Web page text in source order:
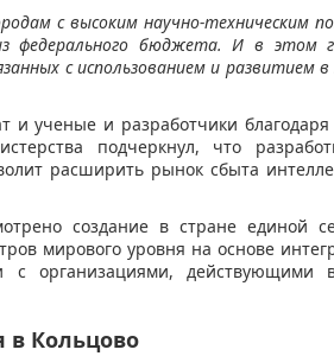
с высоким научно-техническим
федерального бюджета. И в
с использованием и развитием
ученые и разработчики благодаря
подчеркнул, что
расширить рынок сбыта
создание в стране единой
мирового уровня на основе
организациями, действующими
в Кольцово